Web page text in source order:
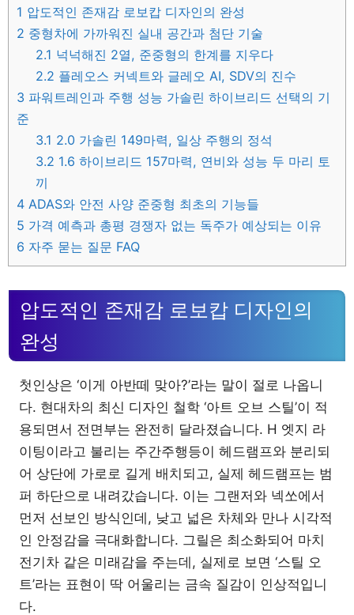
1 압도적인 존재감 로보캅 디자인의 완성
2 중형차에 가까워진 실내 공간과 첨단 기술
2.1 넉넉해진 2열, 준중형의 한계를 지우다
2.2 플레오스 커넥트와 글레오 AI, SDV의 진수
3 파워트레인과 주행 성능 가솔린 하이브리드 선택의 기
준
3.1 2.0 가솔린 149마력, 일상 주행의 정석
3.2 1.6 하이브리드 157마력, 연비와 성능 두 마리 토
끼
4 ADAS와 안전 사양 준중형 최초의 기능들
5 가격 예측과 총평 경쟁자 없는 독주가 예상되는 이유
6 자주 묻는 질문 FAQ
압도적인 존재감 로보캅 디자인의
완성
첫인상은 ‘이게 아반떼 맞아?’라는 말이 절로 나옵니
다. 현대차의 최신 디자인 철학 ‘아트 오브 스틸’이 적
용되면서 전면부는 완전히 달라졌습니다. H 엣지 라
이팅이라고 불리는 주간주행등이 헤드램프와 분리되
어 상단에 가로로 길게 배치되고, 실제 헤드램프는 범
퍼 하단으로 내려갔습니다. 이는 그랜저와 넥쏘에서
먼저 선보인 방식인데, 낮고 넓은 차체와 만나 시각적
인 안정감을 극대화합니다. 그릴은 최소화되어 마치
전기차 같은 미래감을 주는데, 실제로 보면 ‘스틸 오
트’라는 표현이 딱 어울리는 금속 질감이 인상적입니
다.